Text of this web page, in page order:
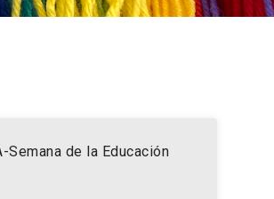
Semana de la Educación